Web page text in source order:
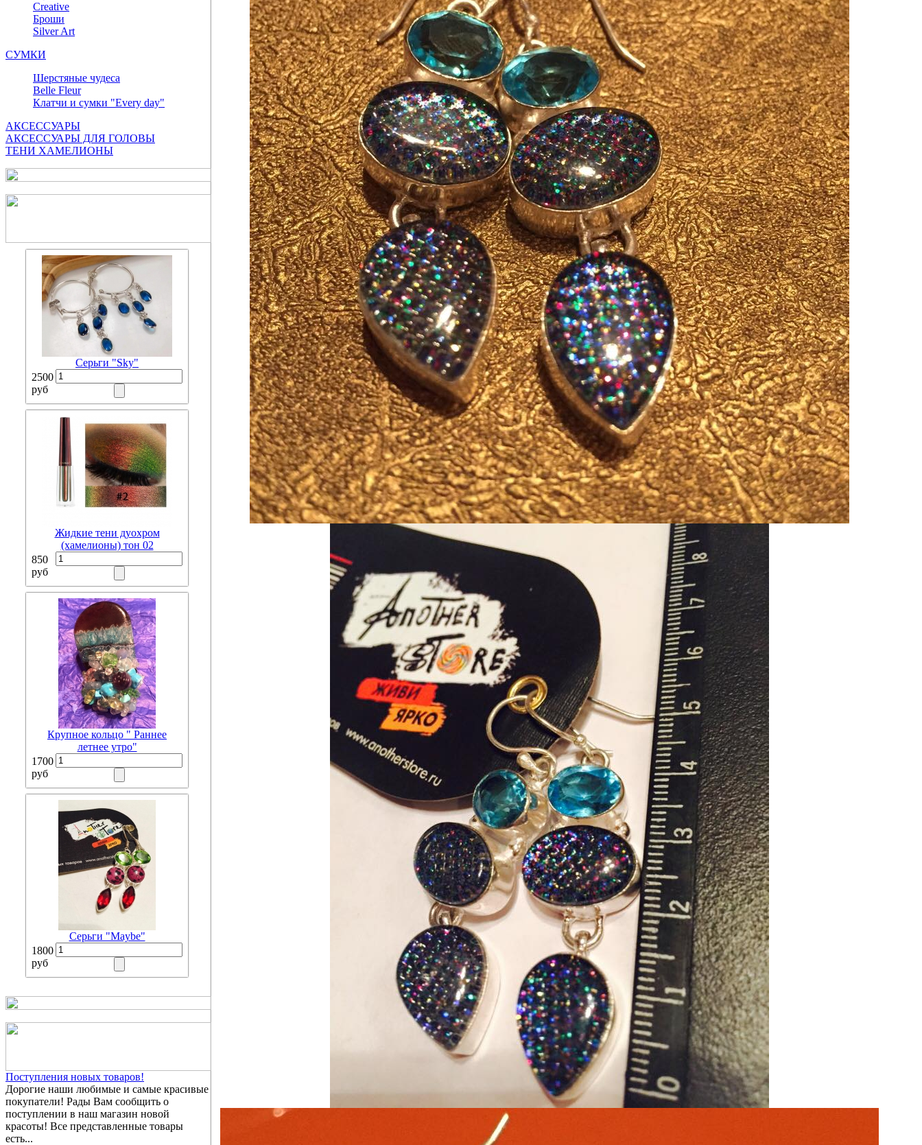
Сreative
Броши
Silver Art
СУМКИ
Шерстяные чудеса
Belle Fleur
Клатчи и сумки "Every day"
АКСЕССУАРЫ
АКСЕССУАРЫ ДЛЯ ГОЛОВЫ
ТЕНИ ХАМЕЛИОНЫ
Серьги "Sky"
2500
руб
Жидкие тени дуохром
(хамелионы) тон 02
850
руб
Крупное кольцо " Раннее
летнее утро"
1700
руб
Серьги "Maybe"
1800
руб
Поступления новых товаров!
Дорогие наши любимые и самые красивые
покупатели! Рады Вам сообщить о
поступлении в наш магазин новой
красоты! Все представленные товары
есть...